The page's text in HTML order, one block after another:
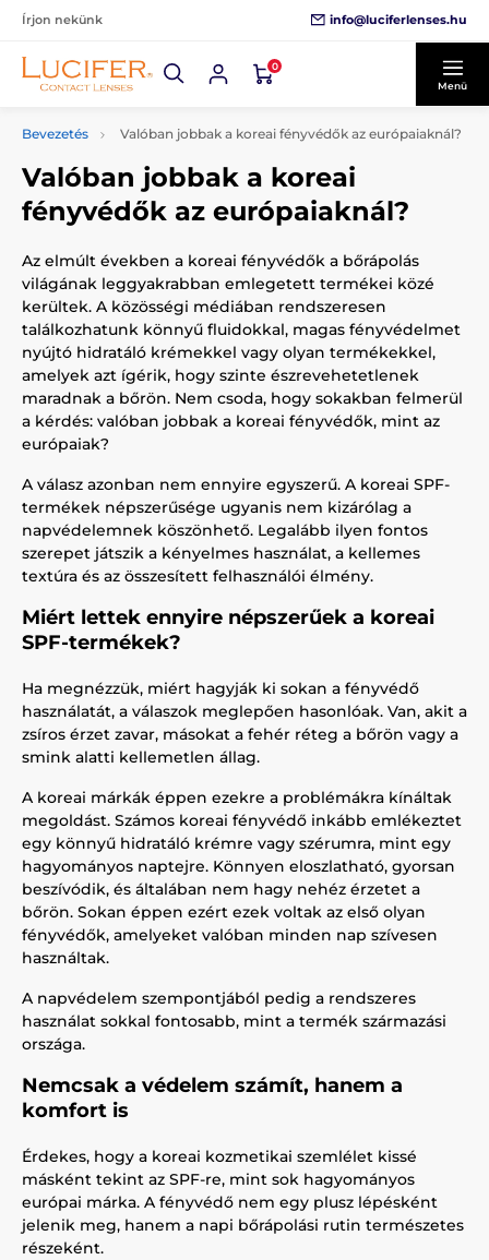
Írjon nekünk info@luciferlenses.hu
0
Menü
Bevezetés Valóban jobbak a koreai fényvédők az európaiaknál?
Valóban jobbak a koreai
fényvédők az európaiaknál?
Az elmúlt években a koreai fényvédők a bőrápolás
világának leggyakrabban emlegetett termékei közé
kerültek. A közösségi médiában rendszeresen
találkozhatunk könnyű fluidokkal, magas fényvédelmet
nyújtó hidratáló krémekkel vagy olyan termékekkel,
amelyek azt ígérik, hogy szinte észrevehetetlenek
maradnak a bőrön. Nem csoda, hogy sokakban felmerül
a kérdés: valóban jobbak a koreai fényvédők, mint az
európaiak?
A válasz azonban nem ennyire egyszerű. A koreai SPF-
termékek népszerűsége ugyanis nem kizárólag a
napvédelemnek köszönhető. Legalább ilyen fontos
szerepet játszik a kényelmes használat, a kellemes
textúra és az összesített felhasználói élmény.
Miért lettek ennyire népszerűek a koreai
SPF-termékek?
Ha megnézzük, miért hagyják ki sokan a fényvédő
használatát, a válaszok meglepően hasonlóak. Van, akit a
zsíros érzet zavar, másokat a fehér réteg a bőrön vagy a
smink alatti kellemetlen állag.
A koreai márkák éppen ezekre a problémákra kínáltak
megoldást. Számos koreai fényvédő inkább emlékeztet
egy könnyű hidratáló krémre vagy szérumra, mint egy
hagyományos naptejre. Könnyen eloszlatható, gyorsan
beszívódik, és általában nem hagy nehéz érzetet a
bőrön. Sokan éppen ezért ezek voltak az első olyan
fényvédők, amelyeket valóban minden nap szívesen
használtak.
A napvédelem szempontjából pedig a rendszeres
használat sokkal fontosabb, mint a termék származási
országa.
Nemcsak a védelem számít, hanem a
komfort is
Érdekes, hogy a koreai kozmetikai szemlélet kissé
másként tekint az SPF-re, mint sok hagyományos
európai márka. A fényvédő nem egy plusz lépésként
jelenik meg, hanem a napi bőrápolási rutin természetes
részeként.